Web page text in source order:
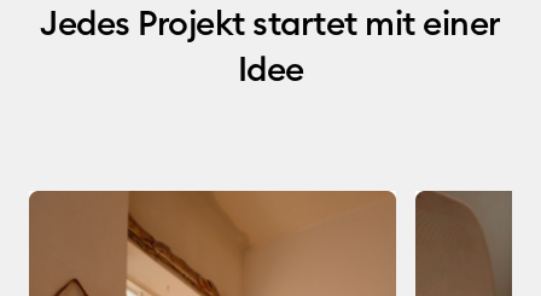
Jedes Projekt startet mit einer
Idee